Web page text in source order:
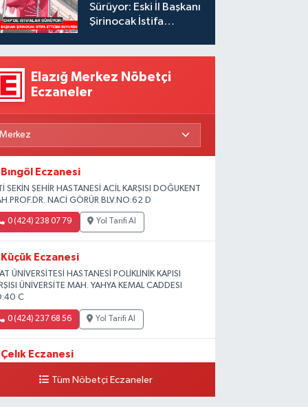
Sürüyor: Eski İl Başkanı
Şirinocak İstifa
Elazığ Merkez Nöbetçi
Eczaneler
Bıngöl Eczanesi
SEKİN ŞEHİR HASTANESİ ACİL KARŞISI DOĞUKENT
NACİ GÖRÜR BLV.NO:62 D
0 (424) 238 07 79 Yol Tarifi Al
Küçük Eczanesi
ÜNİVERSİTESİ HASTANESİ POLİKLİNİK KAPISI
ÜNİVERSİTE MAH. YAHYA KEMAL CADDESI
C
0 (424) 237 68 56 Yol Tarifi Al
Çelık Eczanesi
19730 SOK. NO:6 ATüm Nöbetçi Eczaneler